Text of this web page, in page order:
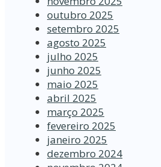
outubro 2025
setembro 2025
agosto 2025
julho 2025
junho 2025
maio 2025
abril 2025
março 2025
fevereiro 2025
janeiro 2025
dezembro 2024